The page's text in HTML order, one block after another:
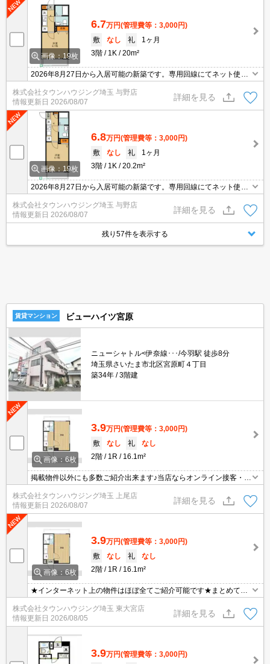
画像：19枚
6.7万円(管理費等：3,000円)
敷
なし 礼
1ヶ月
3階
1K 20m²
2026年8月27日から入居可能の新築です。専用回線にてネット使用
料不要。エントランスにオートロック・室内にＴＶドアホンなど防
犯設備充実。
株式会社タウンハウジング埼玉 与野店
情報更新日 2026/08/07
詳細を見る
画像：19枚
6.8万円(管理費等：3,000円)
敷
なし 礼
1ヶ月
3階
1K 20.2m²
2026年8月27日から入居可能の新築です。専用回線にてネット使用
料不要。エントランスにオートロック・室内にＴＶドアホンなど防
犯設備充実。
株式会社タウンハウジング埼玉 与野店
情報更新日 2026/08/07
詳細を見る
残り57件を表示する
賃貸マンション ビューハイツ宮原
ニューシャトル<伊奈線･･･/今羽駅 徒歩8分
埼玉県さいたま市北区宮原町４丁目
築34年
3階建
画像：6枚
3.9万円(管理費等：3,000円)
敷
なし 礼
なし
2階
1R 16.1m²
掲載物件以外にも多数ご紹介出来ます♪当店ならオンライン接客・内
見可能です！メールでのお問い合わせの際は、電話番号も記載頂き
ますとスムーズに御対応できます♪
株式会社タウンハウジング埼玉 上尾店
情報更新日 2026/08/07
詳細を見る
画像：6枚
3.9万円(管理費等：3,000円)
敷
なし 礼
なし
2階
1R 16.1m²
★インターネット上の物件はほぼ全てご紹介可能です★まとめてご
紹介致します★お部屋探しは情報量地域No１の★タウンハウジング
東大宮店まで★
株式会社タウンハウジング埼玉 東大宮店
情報更新日 2026/08/05
詳細を見る
3.9万円(管理費等：3,000円)